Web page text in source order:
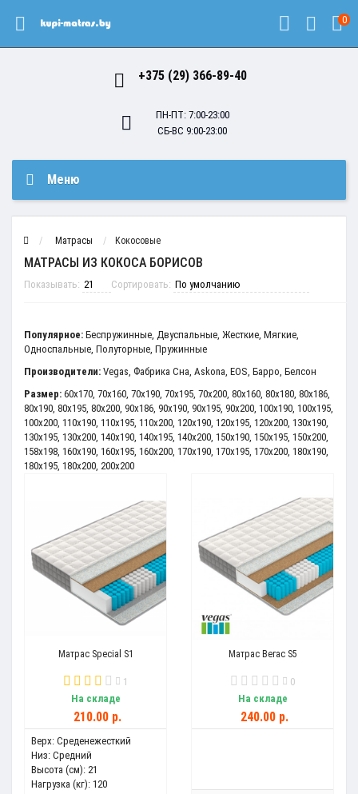
0
+375 (29) 366-89-40
ПН-ПТ: 7:00-23:00
СБ-ВС 9:00-23:00
Меню
Матрасы Кокосовые
МАТРАСЫ ИЗ КОКОСА БОРИСОВ
Показывать: Сортировать:
Популярное: Беспружинные, Двуспальные, Жесткие, Мягкие,
Односпальные, Полуторные, Пружинные
Производители: Vegas, Фабрика Сна, Askona, EOS, Барро, Белсон
Размер: 60x170, 70x160, 70x190, 70x195, 70x200, 80x160, 80x180, 80x186,
80x190, 80x195, 80x200, 90x186, 90x190, 90x195, 90x200, 100x190, 100x195,
100x200, 110x190, 110x195, 110x200, 120x190, 120x195, 120x200, 130x190,
130x195, 130x200, 140x190, 140x195, 140x200, 150x190, 150x195, 150x200,
158x198, 160x190, 160x195, 160x200, 170x190, 170x195, 170x200, 180x190,
180x195, 180x200, 200x200
Матрас Special S1
1
На складе
210.00 р.
Верх: Среденежесткий
Низ: Средний
Высота (см): 21
Нагрузка (кг): 120
Матрас Вегас S5
0
На складе
240.00 р.